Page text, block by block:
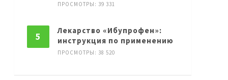
ПРОСМОТРЫ: 39 331
Лекарство «Ибупрофен»:
инструкция по применению
ПРОСМОТРЫ: 38 520